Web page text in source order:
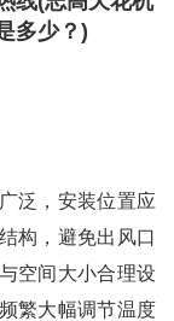
多少？)
泛，安装位置应
构，避免出风口
空间大小合理设
繁大幅调节温度